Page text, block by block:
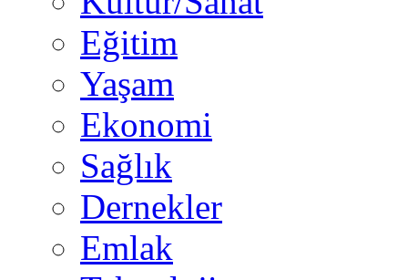
Eğitim
Yaşam
Ekonomi
Sağlık
Dernekler
Emlak